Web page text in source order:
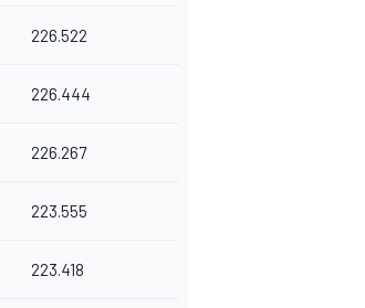
226.522
226.444
226.267
223.555
223.418